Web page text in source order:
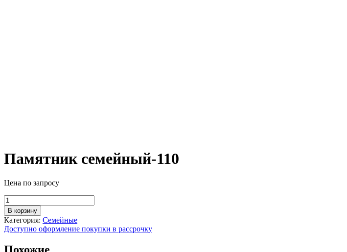
Памятник семейный-110
Цена по запросу
Количество
товара
Памятник
семейный-110
В корзину
Категория: Семейные
Доступно оформление покупки в рассрочку
Похожие